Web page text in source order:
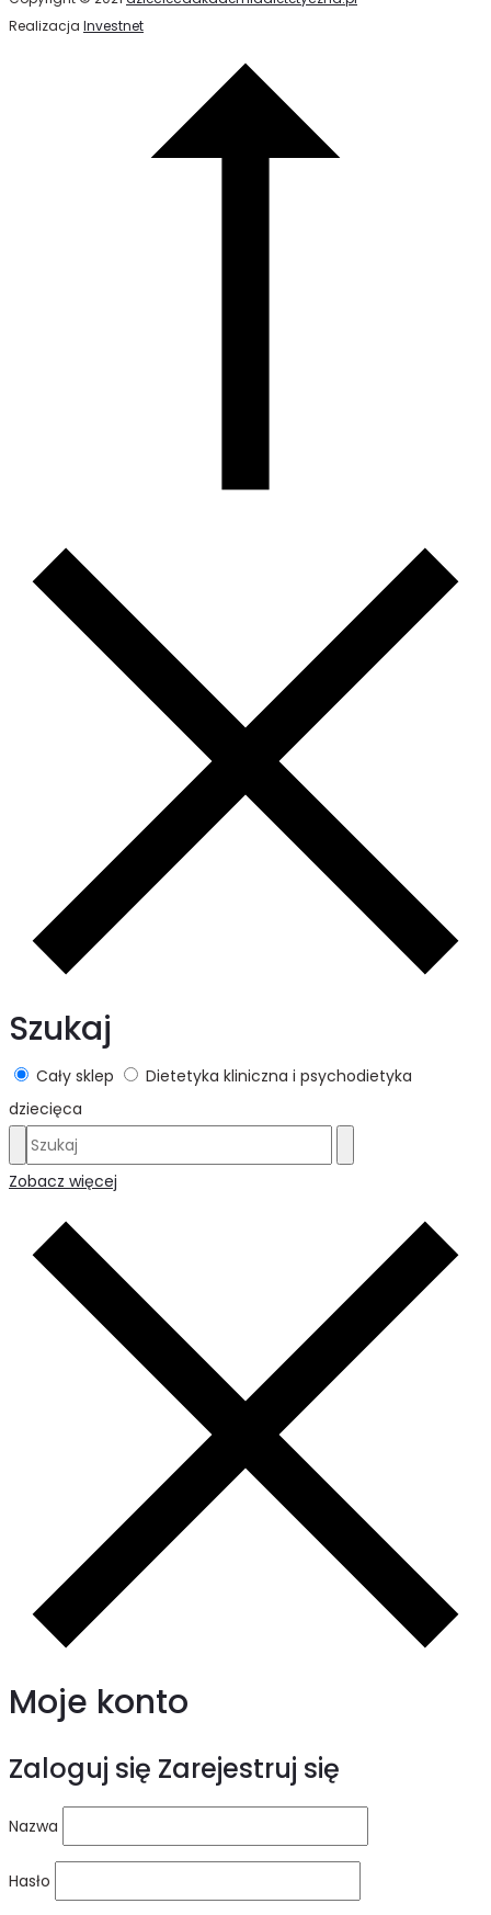
Realizacja Investnet
Szukaj
Cały sklep
Dietetyka kliniczna i psychodietyka
dziecięca
Zobacz więcej
Moje konto
Zaloguj się Zarejestruj się
Nazwa
Hasło